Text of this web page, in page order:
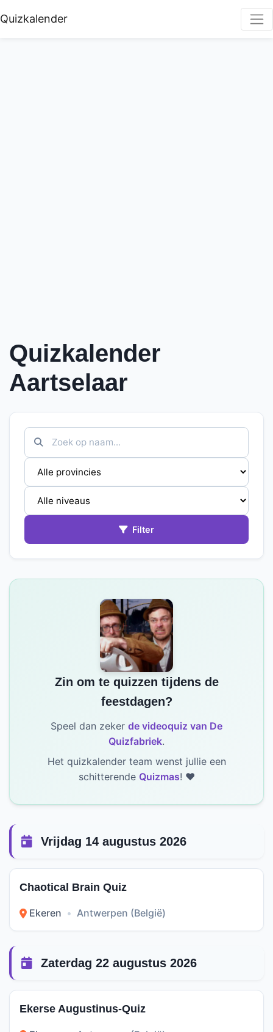
Quizkalender
Quizkalender
Aartselaar
Filter
Zin om te quizzen tijdens de
feestdagen?
Speel dan zeker de videoquiz van De
Quizfabriek.
Het quizkalender team wenst jullie een
schitterende Quizmas! ❤️
Vrijdag 14 augustus 2026
Chaotical Brain Quiz
Ekeren • Antwerpen (België)
Zaterdag 22 augustus 2026
Ekerse Augustinus-Quiz